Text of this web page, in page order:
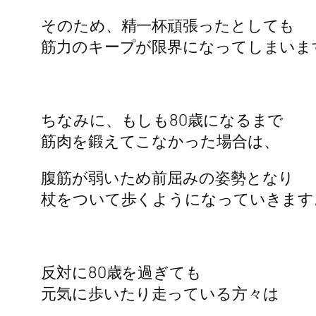
そのため、精一杯頑張ったとしても
筋力のキープが限界になってしまい
ちなみに、もしも80歳になるまで
筋肉を鍛えてこなかった場合は、
腹筋が弱いため前屈みの姿勢となり
杖をついて歩くようになっていきま
反対に80歳を過ぎても
元気に歩いたり走っている方々は